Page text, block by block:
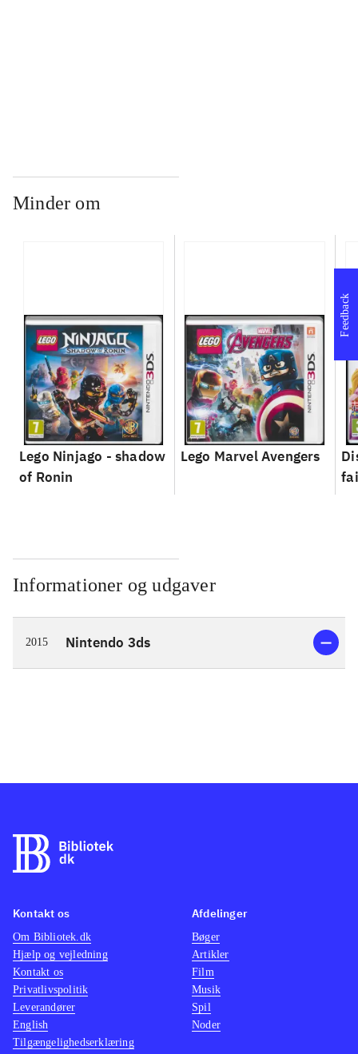
Minder om
Lego Ninjago - shadow
of Ronin
Lego Marvel Avengers
Informationer og udgaver
2015 Nintendo 3ds
Feedback
Kontakt os
Om Bibliotek.dk
Hjælp og vejledning
Kontakt os
Privatlivspolitik
Leverandører
English
Tilgængelighedserklæring
Afdelinger
Bøger
Artikler
Film
Musik
Spil
Noder